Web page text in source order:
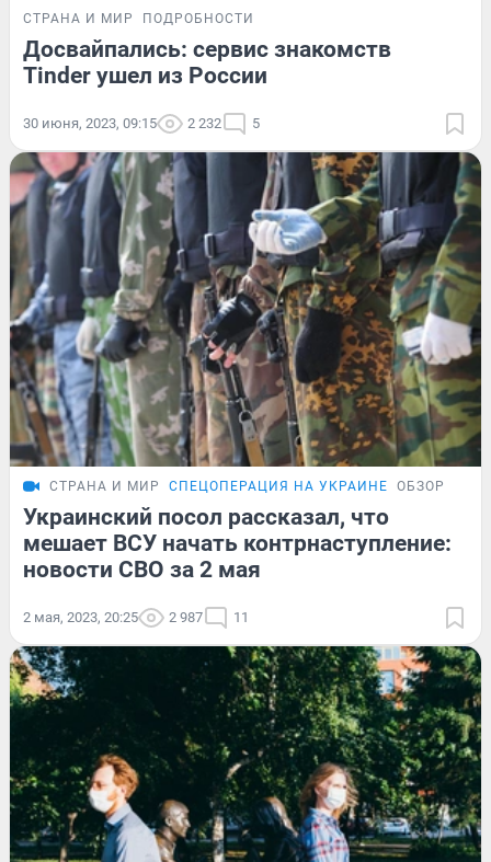
СТРАНА И МИР ПОДРОБНОСТИ
Досвайпались: сервис знакомств
Tinder ушел из России
30 июня, 2023, 09:15 2 232 5
СТРАНА И МИР СПЕЦОПЕРАЦИЯ НА УКРАИНЕ ОБЗОР
Украинский посол рассказал, что
мешает ВСУ начать контрнаступление:
новости СВО за 2 мая
2 мая, 2023, 20:25 2 987 11